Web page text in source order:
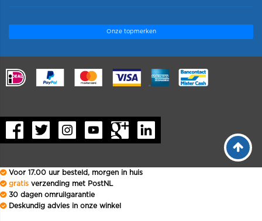
Onze topmerken
.
Voor 17.00 uur besteld, morgen in huis
gratis verzending met PostNL
30 dagen omruilgarantie
Deskundig advies in onze winkel